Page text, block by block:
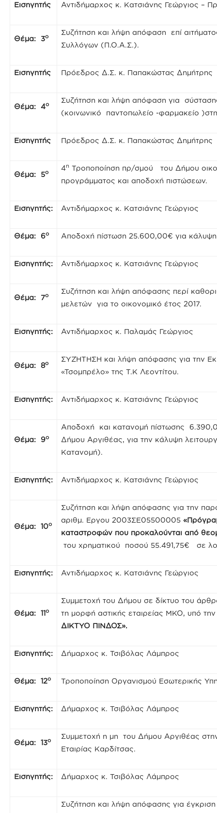
Εισηγητής Αντιδήμαρχος κ. Κατσιάνης Γεώργιος –
Θέμα: 3ο
Συζήτηση και λήψη απόφαση επί
Συλλόγων (Π.Ο.Α.Σ.).
Εισηγητής Πρόεδρος Δ.Σ. κ. Παπακώστας Δημήτρης
Θέμα: 4ο
Συζήτηση και λήψη απόφαση για
(κοινωνικό παντοπωλείο -φαρμακείο
Εισηγητής Πρόεδρος Δ.Σ. κ. Παπακώστας Δημήτρης
Θέμα: 5ο
4η Τροποποίηση πρ/σμού του Δήμου
προγράμματος και αποδοχή πιστώσεων.
Εισηγητής: Αντιδήμαρχος κ. Κατσιάνης Γεώργιος
Θέμα: 6ο Αποδοχή πίστωση 25.600,00€ για
Εισηγητής: Αντιδήμαρχος κ. Κατσιάνης Γεώργιος
Θέμα: 7ο
Συζήτηση και λήψη απόφασης περί
μελετών για το οικονομικό έτος 2017.
Εισηγητής: Αντιδήμαρχος κ. Παλαμάς Γεώργιος
Θέμα: 8ο
ΣΥΖΉΤΗΣΗ και λήψη απόφασης για την
«Τσομπρέλο» της Τ.Κ Λεοντίτου.
Εισηγητής: Αντιδήμαρχος κ. Κατσιάνης Γεώργιος
Θέμα: 9ο
Αποδοχή και κατανομή πίστωσης
Δήμου Αργιθέας, για την κάλυψη
Κατανομή).
Εισηγητής: Αντιδήμαρχος κ. Κατσιάνης Γεώργιος
Θέμα: 10ο
Συζήτηση και λήψη απόφασης για την
αριθμ. Εργου 2003ΣΕ05500005
καταστροφών που προκαλούνται από
του χρηματικού ποσού 55.491,75€ σε
Εισηγητής: Αντιδήμαρχος κ. Κατσιάνης Γεώργιος
Θέμα: 11ο
Συμμετοχή του Δήμου σε δίκτυο του
τη μορφή αστικής εταιρείας ΜΚΟ, υπό
ΔΙΚΤΥΟ ΠΙΝΔΟΣ».
Εισηγητής: Δήμαρχος κ. Τσιβόλας Λάμπρος
Θέμα: 12ο Τροποποίηση Οργανισμού Εσωτερικής
Εισηγητής: Δήμαρχος κ. Τσιβόλας Λάμπρος
Θέμα: 13ο
Συμμετοχή η μη του Δήμου Αργιθέας
Εταιρίας Καρδίτσας.
Εισηγητής: Δήμαρχος κ. Τσιβόλας Λάμπρος
Συζήτηση και λήψη απόφασης για